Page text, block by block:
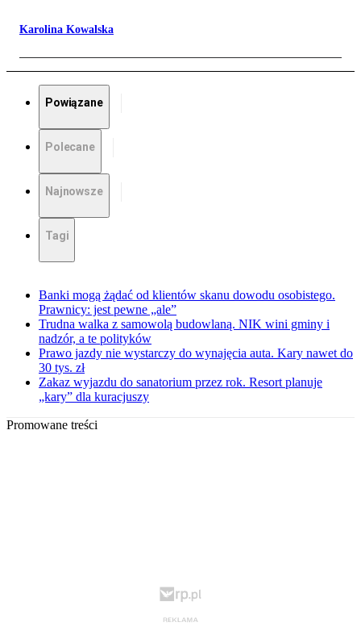
Karolina Kowalska
Powiązane
Polecane
Najnowsze
Tagi
Banki mogą żądać od klientów skanu dowodu osobistego.
Prawnicy: jest pewne „ale”
Trudna walka z samowolą budowlaną. NIK wini gminy i
nadzór, a te polityków
Prawo jazdy nie wystarczy do wynajęcia auta. Kary nawet do
30 tys. zł
Zakaz wyjazdu do sanatorium przez rok. Resort planuje
„kary” dla kuracjuszy
Promowane treści